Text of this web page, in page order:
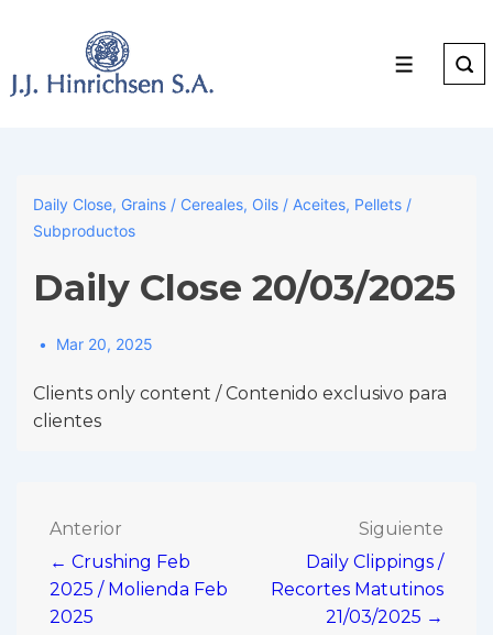
Main
Menu
Daily Close, Grains / Cereales, Oils / Aceites, Pellets /
Subproductos
Daily Close 20/03/2025
Mar 20, 2025
Clients only content / Contenido exclusivo para
clientes
Navegación
de
entradas
Anterior
← Crushing Feb
2025 / Molienda Feb
2025
Siguiente
Daily Clippings /
Recortes Matutinos
21/03/2025 →